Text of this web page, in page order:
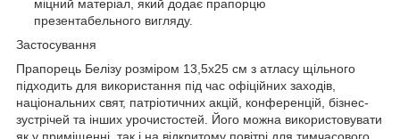
міцний матеріал, який додає прапорцю
презентабельного вигляду.
Застосування
Прапорець Белізу розміром 13,5х25 см з атласу щільного
підходить для використання під час офіційних заходів,
національних свят, патріотичних акцій, конференцій, бізнес-
зустрічей та інших урочистостей. Його можна використовувати
як у приміщенні, так і на відкритому повітрі для тимчасового